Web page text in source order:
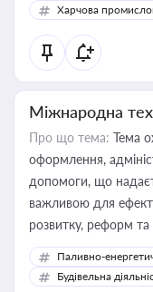
Харчова
Міжнародна
Про що тема: Тема
оформлення,
допомоги, що
важливою для
розвитку, реформ та
Паливно-
Будівельна